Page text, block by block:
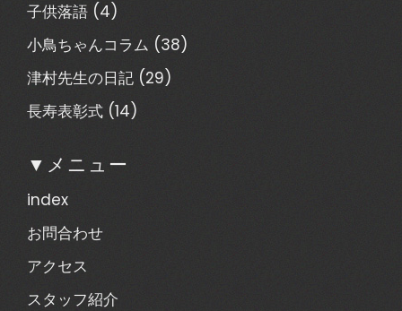
子供落語 (4)
小鳥ちゃんコラム (38)
津村先生の日記 (29)
長寿表彰式 (14)
▼メニュー
index
お問合わせ
アクセス
スタッフ紹介